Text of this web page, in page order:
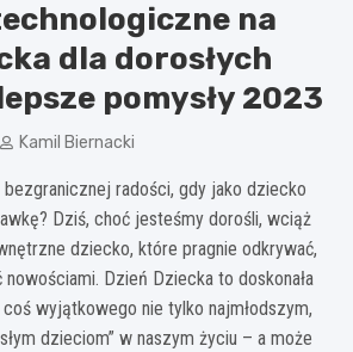
na
dla dorosłych
pomysły 2023
Kamil Biernacki
radości, gdy jako dziecko
Dziś, choć jesteśmy dorośli, wciąż
dziecko, które pragnie odkrywać,
Dzień Dziecka to doskonała
wyjątkowego nie tylko najmłodszym,
dzieciom” w naszym życiu – a może